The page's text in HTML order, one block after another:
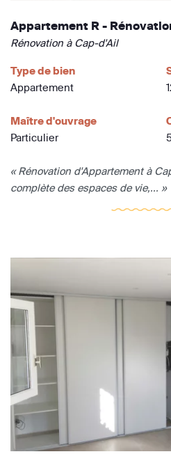
Appartement R -
Rénovation à Cap-d'Ail
Type de bien
Appartement
Maître d'ouvrage
Particulier
« Rénovation d'Appartement à
complète des espaces de vie,... »